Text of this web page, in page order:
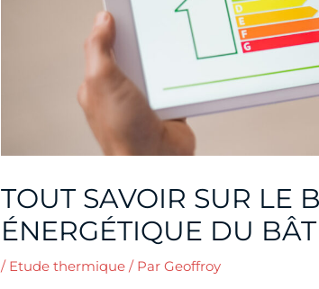
TOUT SAVOIR SUR LE
ÉNERGÉTIQUE DU
/ Etude thermique / ParGeoffroy